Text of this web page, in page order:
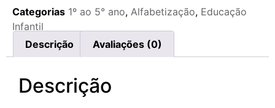
Categorias 1º ao 5° ano, Alfabetização, Educação
Infantil
Descrição
Avaliações (0)
Descrição